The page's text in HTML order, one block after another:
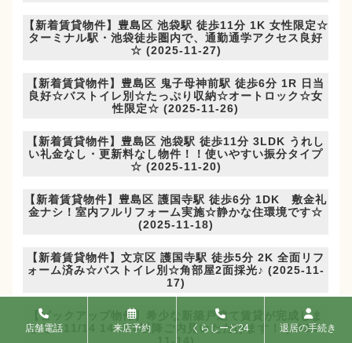
【新着賃貸物件】豊島区 池袋駅 徒歩11分 1K 女性限定☆
ターミナル駅・池袋徒歩圏内で、通勤通学アクセス良好
☆ (2025-11-27)
【新着賃貸物件】豊島区 鬼子母神前駅 徒歩6分 1R 日当
良好☆バストイレ別☆たっぷり収納☆オートロック☆女
性限定☆ (2025-11-26)
【新着賃貸物件】豊島区 池袋駅 徒歩11分 3LDK うれし
い礼金なし・更新料なし物件！！使いやすい振分タイプ
☆ (2025-11-20)
【新着賃貸物件】豊島区 護国寺駅 徒歩6分 1DK 敷金礼
金ナシ！室内フルリフォーム実施☆静かな住環境です☆
(2025-11-18)
【新着賃貸物件】文京区 護国寺駅 徒歩5分 2K 全面リフ
ォーム済み☆バストイレ別☆角部屋2面採光♪ (2025-11-
17)
【ピックアップ物件】希少な新築戸建て賃貸が完成しま
した！11/14 14：00以降ご内見いただけます！ (2025-
店舗電話 来店予約 くらしーど24 退居の手続き